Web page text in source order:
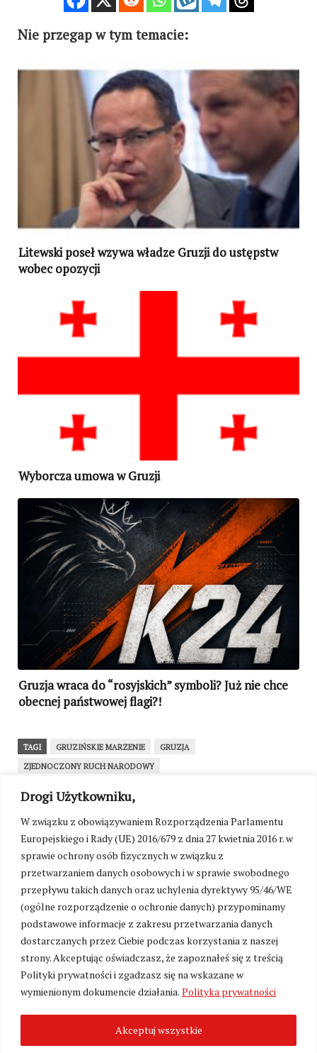
Drogi Użytkowniku,
W związku z obowiązywaniem Rozporządzenia Parlamentu
Europejskiego i Rady (UE) 2016/679 z dnia 27 kwietnia 2016 r. w
sprawie ochrony osób fizycznych w związku z
przetwarzaniem danych osobowych i w sprawie swobodnego
przepływu takich danych oraz uchylenia dyrektywy 95/46/WE
(ogólne rozporządzenie o ochronie danych) przypominamy
podstawowe informacje z zakresu przetwarzania danych
dostarczanych przez Ciebie podczas korzystania z naszej
strony. Akceptując oświadczasz, że zapoznałeś się z treścią
Polityki prywatności i zgadzasz się na wskazane w
wymienionym dokumencie działania. Polityka prywatności
Akceptuj wszystkie
Nie przegap w tym temacie:
Litewski poseł wzywa władze Gruzji do ustępstw
wobec opozycji
Wyborcza umowa w Gruzji
Gruzja wraca do “rosyjskich” symboli? Już nie chce
obecnej państwowej flagi?!
TAGI GRUZIŃSKIE MARZENIE
GRUZJA
ZJEDNOCZONY RUCH NARODOWY
SEKCJA KOMENTARZY TYMCZASOWO
NIEDOSTĘPNA
W związku z przygotowaniami do uruchomienia
platformy wsparcia portalu Kresy24.pl oraz walką
z zalewem toksycznych treści, możliwość
komentowania została czasowo zawieszona. Już
wkrótce przywrócimy sekcję komentarzy w nowej,
kulturalnej formule – jako przestrzeń dostępną
wyłącznie dla naszych stałych Czytelników i
Patronów wspierających utrzymanie redakcji.